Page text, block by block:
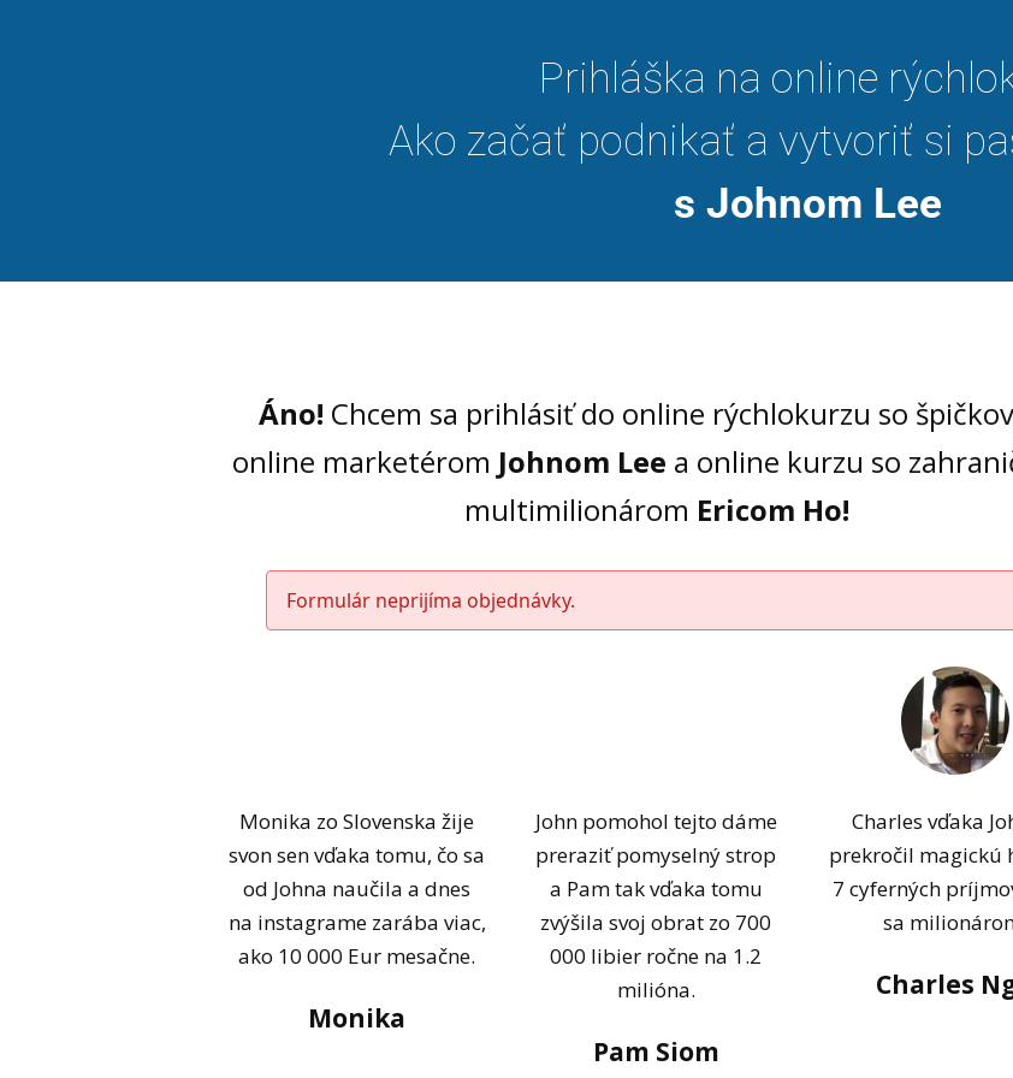
Prihláška na online
Ako začať podnikať a vytvoriť si
s Johnom Lee
Áno! Chcem sa prihlásiť do online rýchlokurzu so
online marketérom Johnom Lee a online kurzu so
multimilionárom Ericom Ho!
Formulár neprijíma objednávky.
Monika zo Slovenska žije
svon sen vďaka tomu, čo sa
od Johna naučila a dnes
na instagrame zarába viac,
ako 10 000 Eur mesačne.
Monika
John pomohol tejto dáme
preraziť pomyselný strop
a Pam tak vďaka tomu
zvýšila svoj obrat zo 700
000 libier ročne na 1.2
milióna.
Pam Siom
Charles vďaka
prekročil magickú
7 cyferných
sa
Charles